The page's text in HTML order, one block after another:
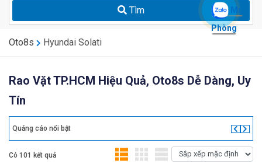
Tìm
Oto8s Hyundai Solati
Rao Vặt TP.HCM Hiệu Quả, Oto8s Dễ Dàng, Uy
Tín
Quảng cáo nổi bật
Có 101 kết quả
Mr.
Phòng